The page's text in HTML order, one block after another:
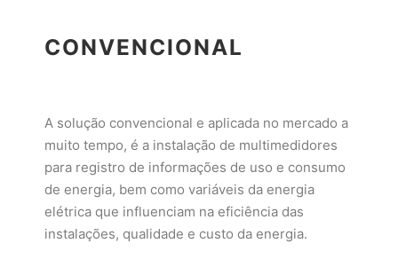
CONVENCIONAL
A solução convencional e aplicada no mercado a
muito tempo, é a instalação de multimedidores
para registro de informações de uso e consumo
de energia, bem como variáveis da energia
elétrica que influenciam na eficiência das
instalações, qualidade e custo da energia.